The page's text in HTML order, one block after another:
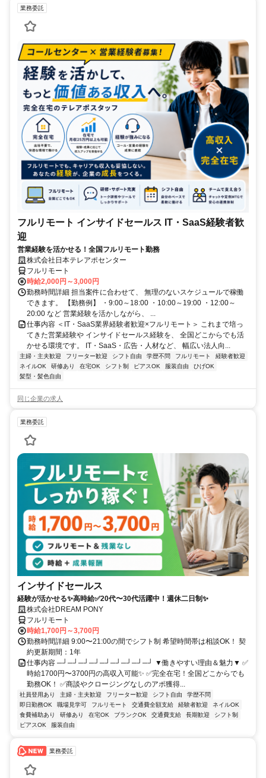
業務委託
フルリモート インサイドセールス IT・SaaS経験者歓
迎
営業経験を活かせる！全国フルリモート勤務
株式会社日本テレアポセンター
フルリモート
時給2,000円～3,000円
勤務時間詳細 担当案件に合わせて、 無理のないスケジュールで稼働
できます。 【勤務例】 ・9:00～18:00 ・10:00～19:00 ・12:00～
20:00 など 営業経験を活かしながら、 ...
仕事内容 ＜IT・SaaS業界経験者歓迎×フルリモート＞ これまで培っ
てきた営業経験や インサイドセールス経験を、 全国どこからでも活
かせる環境です。 IT・SaaS・広告・人材など、 幅広い法人向...
主婦・主夫歓迎 フリーター歓迎 シフト自由 学歴不問 フルリモート
経験者歓迎
ネイルOK
研修あり 在宅OK シフト制 ピアスOK 服装自由
ひげOK
髪型・髪色自由
同じ企業の求人
業務委託
インサイドセールス
経験が活かせる✨高時給✅20代〜30代活躍中！週休二日制✨
株式会社DREAM PONY
フルリモート
時給1,700円～3,700円
勤務時間詳細 9:00〜21:00の間でシフト制 希望時間帯は相談OK！ 契
約更新期間：1年
仕事内容 ─┘─┘─┘─┘─┘─┘─┘─┘─┘ ▼働きやすい理由＆魅力▼ ✅
時給1700円〜3700円の高収入可能✨ ✅完全在宅！全国どこからでも
勤務OK！ ✅商談やクロージングなしのアポ獲得...
社員登用あり 主婦・主夫歓迎 フリーター歓迎 シフト自由
学歴不問
即日勤務OK
職場見学可 フルリモート 交通費全額支給 経験者歓迎
ネイルOK
食費補助あり
研修あり 在宅OK ブランクOK 交通費支給 長期歓迎
シフト制
ピアスOK
服装自由
業務委託